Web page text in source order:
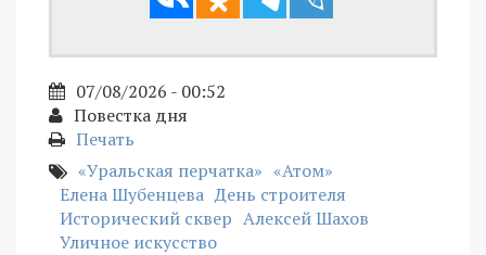
07/08/2026 - 00:52
Повестка дня
Печать
«Уральская перчатка» «Атом»
Елена Шубенцева День строителя
Исторический сквер Алексей Шахов
Уличное искусство